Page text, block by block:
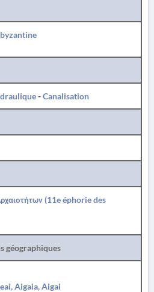
-Canalisation
(11e éphorie des
géographiques
Aigaia, Aigai